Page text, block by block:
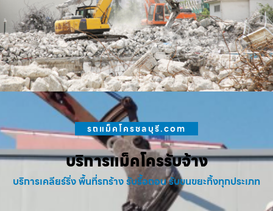
รถแม็คโครชลบุรี.com
บริการแม็คโครรับจ้าง
บริการเคลียร์ริ่ง พื้นที่รกร้าง รับรื้อถอน รับขนขยะทิ้งทุกประเภท